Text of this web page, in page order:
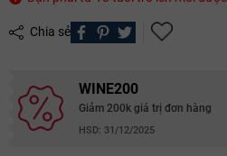
Chia sẻ
WINE200
Giảm 200k giá trị đơn hàng
HSD: 31/12/2025